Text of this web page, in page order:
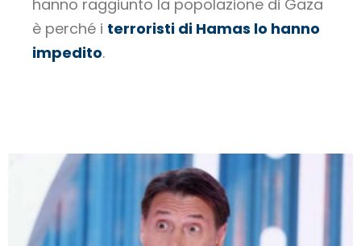
hanno raggiunto la popolazione di Gaza
è perché i terroristi di Hamas lo hanno
impedito.